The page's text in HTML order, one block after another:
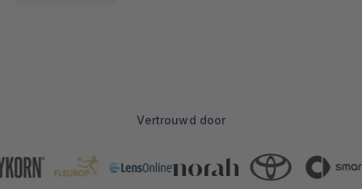
Vertrouwd door